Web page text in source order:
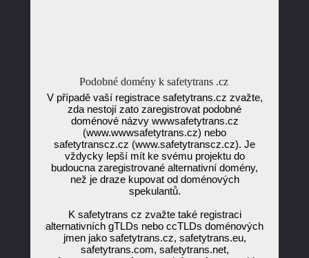
Podobné domény k safetytrans .cz
V případě vaší registrace safetytrans.cz zvažte,
zda nestojí zato zaregistrovat podobné
doménové názvy wwwsafetytrans.cz
(www.wwwsafetytrans.cz) nebo
safetytranscz.cz (www.safetytranscz.cz). Je
vždycky lepší mít ke svému projektu do
budoucna zaregistrované alternativní domény,
než je draze kupovat od doménových
spekulantů.
K safetytrans cz zvažte také registraci
alternativních gTLDs nebo ccTLDs doménových
jmen jako safetytrans.cz, safetytrans.eu,
safetytrans.com, safetytrans.net,